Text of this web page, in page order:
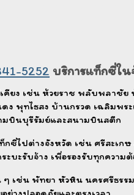
5252 บริการแท็กซี่ใ
คียง เช่น ห้วยราช พลับพลาชั
พุทไธสง บ้านกรวด เฉลิมพระ
มบินบุรีรัมย์และสนามบินสตึก
ซี่ไปต่างจังหวัด เช่น ศรีสะเกษ
บะรับจ้าง เพื่อรองรับทุกความต้
เช่น พัทยา หัวหิน นครศรีธรร
างปลอดภัยและตรงเวลา